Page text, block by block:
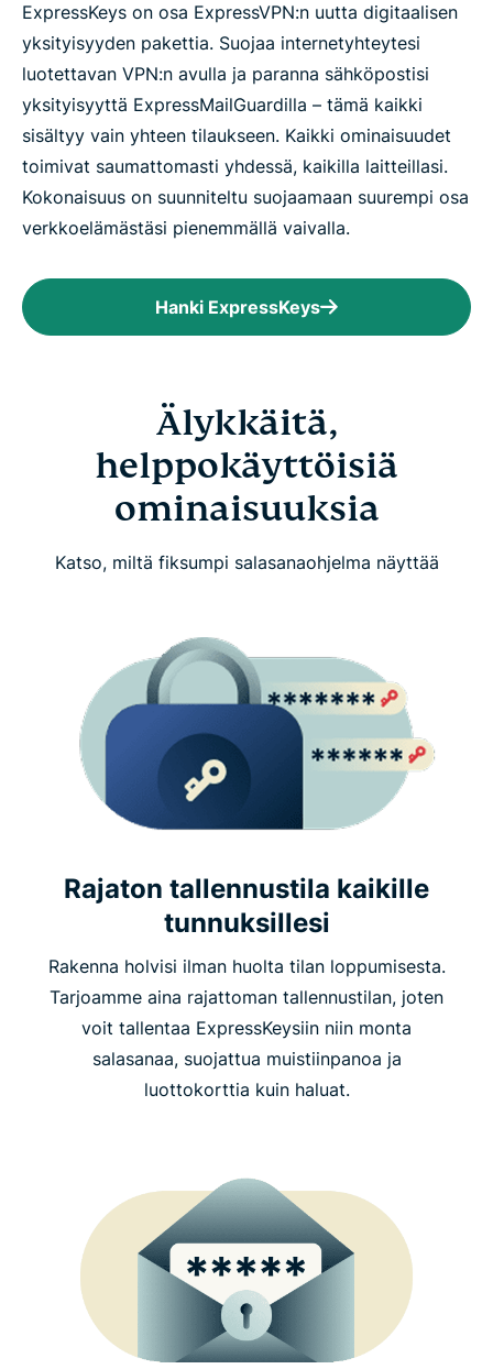
ExpressKeys on osa ExpressVPN:n uutta digitaalisen
yksityisyyden pakettia. Suojaa internetyhteytesi
luotettavan VPN:n avulla ja paranna sähköpostisi
yksityisyyttä ExpressMailGuardilla – tämä kaikki
sisältyy vain yhteen tilaukseen. Kaikki ominaisuudet
toimivat saumattomasti yhdessä, kaikilla laitteillasi.
Kokonaisuus on suunniteltu suojaamaan suurempi osa
verkkoelämästäsi pienemmällä vaivalla.
Hanki ExpressKeys
Älykkäitä,
helppokäyttöisiä
ominaisuuksia
Katso, miltä fiksumpi salasanaohjelma näyttää
Rajaton tallennustila kaikille
tunnuksillesi
Rakenna holvisi ilman huolta tilan loppumisesta.
Tarjoamme aina rajattoman tallennustilan, joten
voit tallentaa ExpressKeysiin niin monta
salasanaa, suojattua muistiinpanoa ja
luottokorttia kuin haluat.